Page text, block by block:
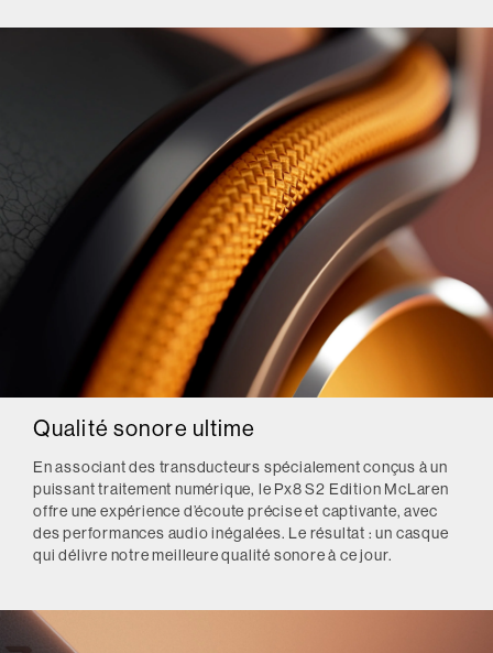
Qualité sonore ultime
En associant des transducteurs spécialement conçus à un
puissant traitement numérique, le Px8 S2 Edition McLaren
offre une expérience d’écoute précise et captivante, avec
des performances audio inégalées. Le résultat : un casque
qui délivre notre meilleure qualité sonore à ce jour.